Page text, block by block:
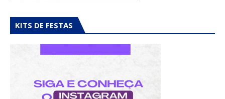
KITS DE FESTAS